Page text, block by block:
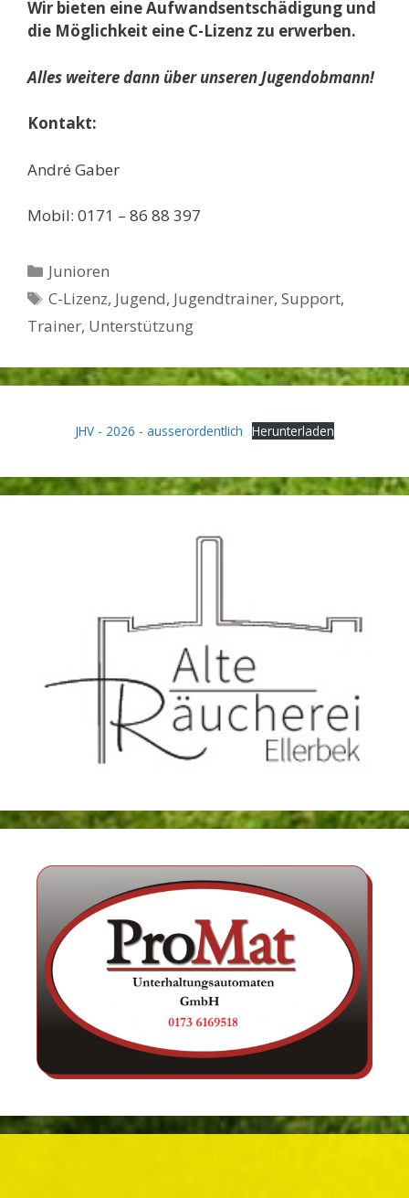
Wir bieten eine Aufwandsentschädigung und
die Möglichkeit eine C-Lizenz zu erwerben.
Alles weitere dann über unseren Jugendobmann!
Kontakt:
André Gaber
Mobil: 0171 – 86 88 397
Kategorien
Junioren
Schlagwörter
C-Lizenz, Jugend, Jugendtrainer,Support,
Trainer, Unterstützung
JHV - 2026 - ausserordentlich Herunterladen